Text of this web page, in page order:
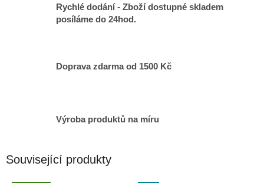
Rychlé dodání - Zboží dostupné skladem
posíláme do 24hod.
Doprava zdarma od 1500 Kč
Výroba produktů na míru
Související produkty